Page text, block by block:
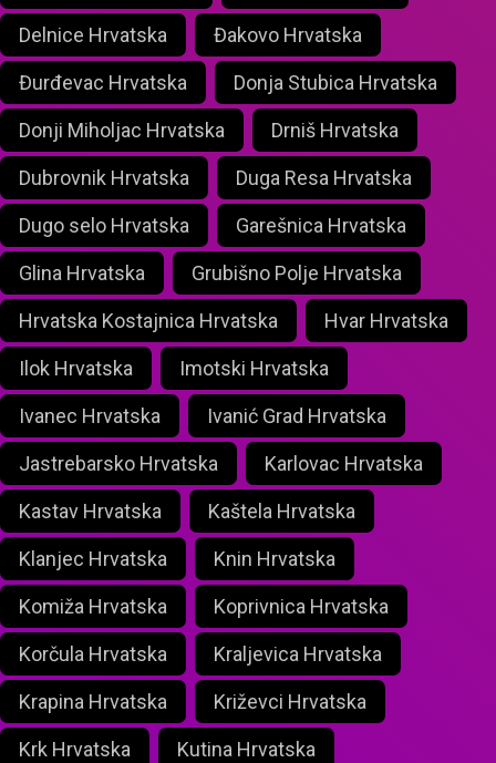
Delnice Hrvatska Đakovo Hrvatska
Đurđevac Hrvatska Donja Stubica Hrvatska
Donji Miholjac Hrvatska Drniš Hrvatska
Dubrovnik Hrvatska Duga Resa Hrvatska
Dugo selo Hrvatska Garešnica Hrvatska
Glina Hrvatska Grubišno Polje Hrvatska
Hrvatska Kostajnica Hrvatska Hvar Hrvatska
Ilok Hrvatska Imotski Hrvatska
Ivanec Hrvatska Ivanić Grad Hrvatska
Jastrebarsko Hrvatska Karlovac Hrvatska
Kastav Hrvatska Kaštela Hrvatska
Klanjec Hrvatska Knin Hrvatska
Komiža Hrvatska Koprivnica Hrvatska
Korčula Hrvatska Kraljevica Hrvatska
Krapina Hrvatska Križevci Hrvatska
Krk Hrvatska Kutina Hrvatska